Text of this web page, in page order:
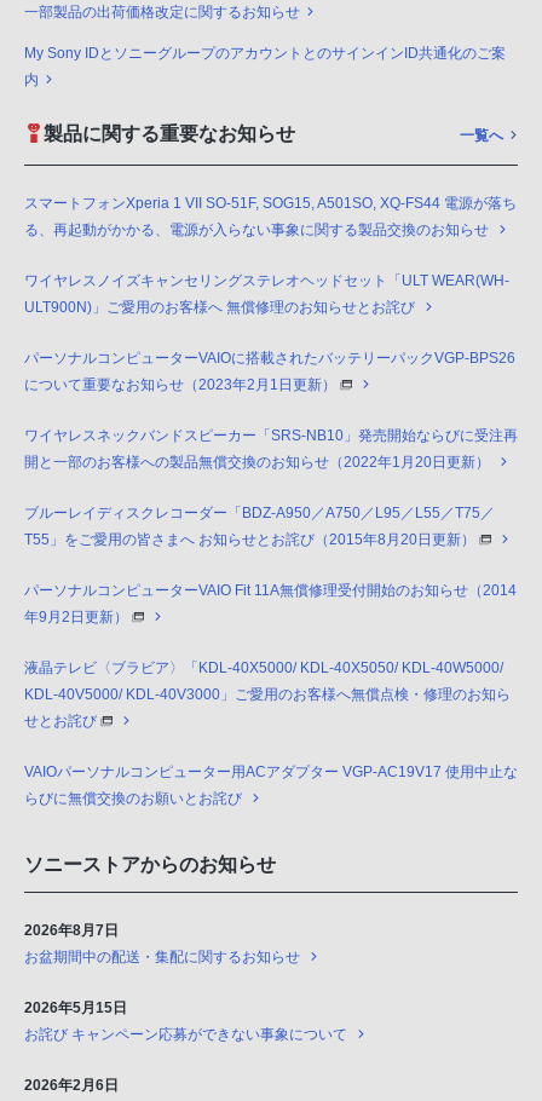
一部製品の出荷価格改定に関するお知らせ
My Sony IDとソニーグループのアカウントとのサインインID共通化のご案
内
製品に関する重要なお知らせ 一覧へ
スマートフォンXperia 1 VII SO-51F, SOG15, A501SO, XQ-FS44 電源が落ち
る、再起動がかかる、電源が入らない事象に関する製品交換のお知らせ
ワイヤレスノイズキャンセリングステレオヘッドセット「ULT WEAR(WH-
ULT900N)」ご愛用のお客様へ 無償修理のお知らせとお詫び
パーソナルコンピューターVAIOに搭載されたバッテリーパックVGP-BPS26
について重要なお知らせ（2023年2月1日更新）
ワイヤレスネックバンドスピーカー「SRS-NB10」発売開始ならびに受注再
開と一部のお客様への製品無償交換のお知らせ（2022年1月20日更新）
ブルーレイディスクレコーダー「BDZ-A950／A750／L95／L55／T75／
T55」をご愛用の皆さまへ お知らせとお詫び（2015年8月20日更新）
パーソナルコンピューターVAIO Fit 11A無償修理受付開始のお知らせ（2014
年9月2日更新）
液晶テレビ〈ブラビア〉「KDL-40X5000/ KDL-40X5050/ KDL-40W5000/
KDL-40V5000/ KDL-40V3000」ご愛用のお客様へ無償点検・修理のお知ら
せとお詫び
VAIOパーソナルコンピューター用ACアダプター VGP-AC19V17 使用中止な
らびに無償交換のお願いとお詫び
ソニーストアからのお知らせ
2026年8月7日
お盆期間中の配送・集配に関するお知らせ
2026年5月15日
お詫び キャンペーン応募ができない事象について
2026年2月6日